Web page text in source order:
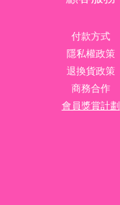
付款方式
隱私權政策
退換貨政策
商務合作
會員獎賞計劃